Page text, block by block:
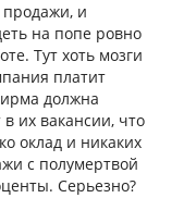
и
на попе ровно
Тут хоть мозги
платит
должна
их вакансии, что
оклад и никаких
с полумертвой
Серьезно?